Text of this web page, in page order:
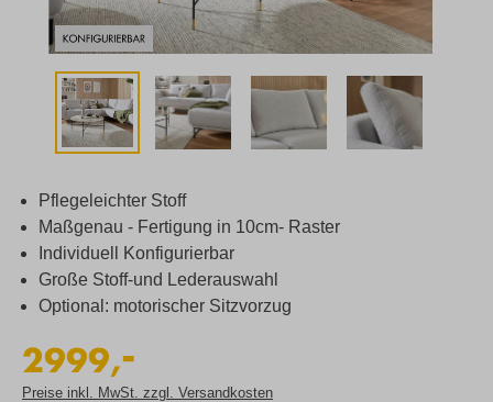
Pflegeleichter Stoff
Maßgenau - Fertigung in 10cm- Raster
Individuell Konfigurierbar
Große Stoff-und Lederauswahl
Optional: motorischer Sitzvorzug
2999,
-
Preise inkl. MwSt. zzgl. Versandkosten